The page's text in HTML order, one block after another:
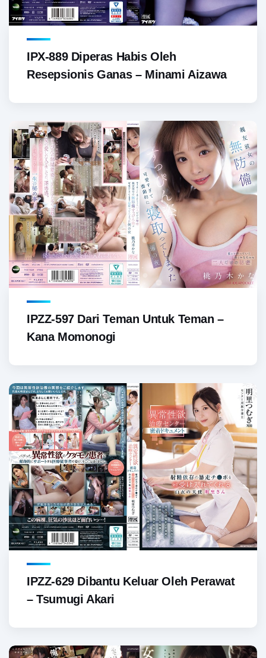
IPX-889 Diperas Habis Oleh
Resepsionis Ganas – Minami Aizawa
IPZZ-597 Dari Teman Untuk Teman –
Kana Momonogi
IPZZ-629 Dibantu Keluar Oleh Perawat
– Tsumugi Akari